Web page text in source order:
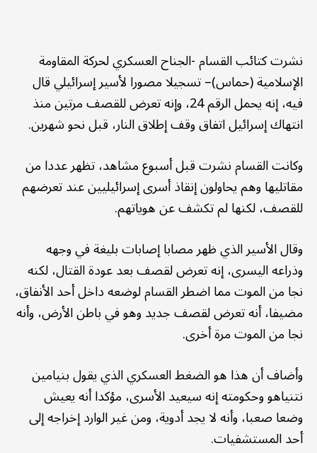
نشرت كتائب القسام -الجناح العسكري لحركة المقاومة
الإسلامية (حماس)– تسجيلا مصورا لأسير إسرائيلي قال
فيه، إنه يحمل الرقم 24، وإنه تعرض للقصف مرتين منذ
انتهاك إسرائيل اتفاق وقف إطلاق النار، قبل نحو شهرين.
وكانت القسام نشرت قبل أسبوع مشاهد، تظهر عددا من
مقاتليها وهم يحاولون إنقاذ أسرى إسرائيليين عند تعرضهم
للقصف، لكنها لم تكشف عن هوياتهم.
وقال الأسير الذي ظهر مصابا إصابات بليغة في وجهه
وذراعه اليسرى، إنه تعرض لقصف بعد عودة القتال، لكنه
نجا من الموت مما اضطر القسام لوضعه داخل أحد الأنفاق،
مضيفا، أنه تعرض لقصف جديد وهو في باطن الأرض، وأنه
نجا من الموت مرة أخرى.
وأضاف أن هذا هو الضغط العسكري الذي يقول بنيامين
نتنياهو وحكومته إنه سيعيد الأسرى، مؤكدا أنه يعيش
وضعا صعبا، وأنه لا يجد أدوية، ومن غير الوارد إخراجه إلى
أحد المستشفيات.